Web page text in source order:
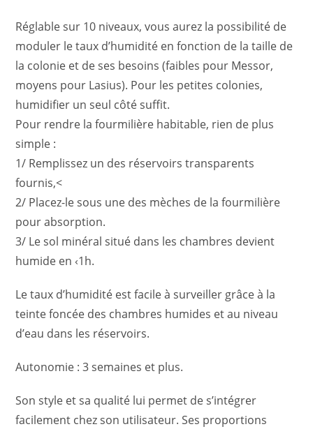
Réglable sur 10 niveaux, vous aurez la possibilité de
moduler le taux d’humidité en fonction de la taille de
la colonie et de ses besoins (faibles pour Messor,
moyens pour Lasius). Pour les petites colonies,
humidifier un seul côté suffit.
Pour rendre la fourmilière habitable, rien de plus
simple :
1/ Remplissez un des réservoirs transparents
fournis,<
2/ Placez-le sous une des mèches de la fourmilière
pour absorption.
3/ Le sol minéral situé dans les chambres devient
humide en ‹1h.
Le taux d’humidité est facile à surveiller grâce à la
teinte foncée des chambres humides et au niveau
d’eau dans les réservoirs.
Autonomie : 3 semaines et plus.
Son style et sa qualité lui permet de s’intégrer
facilement chez son utilisateur. Ses proportions